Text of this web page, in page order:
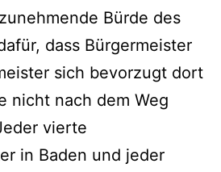
Bürde des
dass Bürgermeister
sich bevorzugt dort
nicht nach dem Weg
vierte
in Baden und jeder